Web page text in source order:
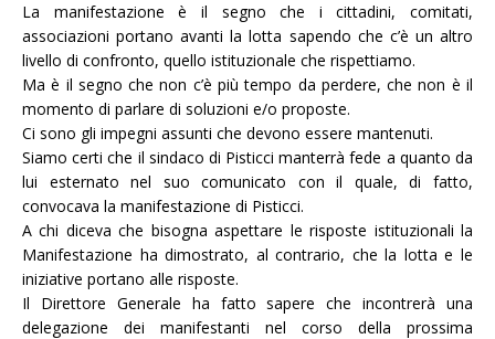
La manifestazione è il segno che i cittadini, comitati,
associazioni portano avanti la lotta sapendo che c’è un altro
livello di confronto, quello istituzionale che rispettiamo.
Ma è il segno che non c’è più tempo da perdere, che non è il
momento di parlare di soluzioni e/o proposte.
Ci sono gli impegni assunti che devono essere mantenuti.
Siamo certi che il sindaco di Pisticci manterrà fede a quanto da
lui esternato nel suo comunicato con il quale, di fatto,
convocava la manifestazione di Pisticci.
A chi diceva che bisogna aspettare le risposte istituzionali la
Manifestazione ha dimostrato, al contrario, che la lotta e le
iniziative portano alle risposte.
Il Direttore Generale ha fatto sapere che incontrerà una
delegazione dei manifestanti nel corso della prossima